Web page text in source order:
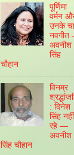
पूर्णिमा
वर्मन
उनके
अवनीश
सिंह
चौहान
विनम्र
: दिनेश
सिंह नहीं
रहे —
अवनीश
सिंह चौहान